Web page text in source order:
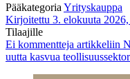
Pääkategoria Yrityskauppa
Kirjoitettu 3. elokuuta 2026,
Tilaajille
Ei kommentteja artikkeliin
uutta kasvua